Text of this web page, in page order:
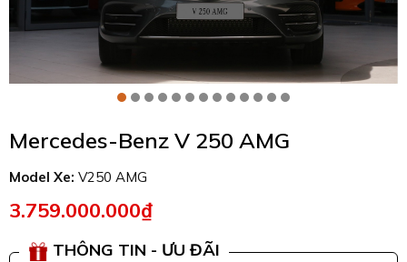
Mercedes-Benz V 250 AMG
Model Xe: V250 AMG
3.759.000.000₫
THÔNG TIN - ƯU ĐÃI